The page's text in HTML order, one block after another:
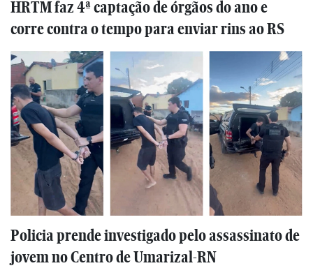
HRTM faz 4ª captação de órgãos do ano e
corre contra o tempo para enviar rins ao RS
Policia prende investigado pelo assassinato de
jovem no Centro de Umarizal-RN